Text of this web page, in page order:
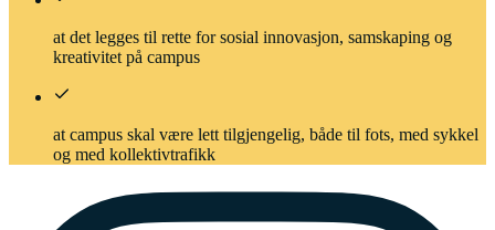
at det legges til rette for sosial innovasjon, samskaping og
kreativitet på campus
at campus skal være lett tilgjengelig, både til fots, med sykkel
og med kollektivtrafikk